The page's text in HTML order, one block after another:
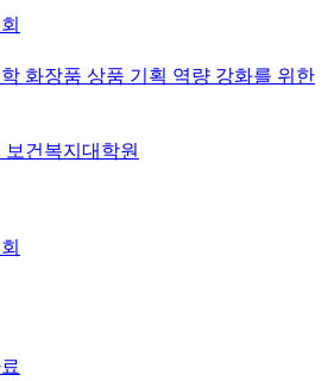
화장품 상품 기획 역량 강화를 위한
보건복지대학원